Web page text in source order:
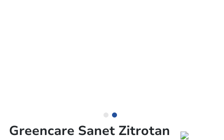
Greencare Sanet Zitrotan